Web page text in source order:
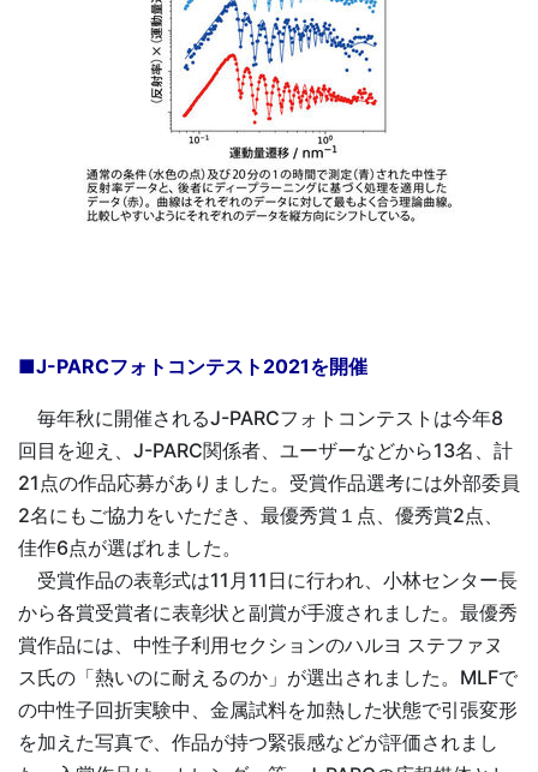
■J-PARCフォトコンテスト2021を開催
毎年秋に開催されるJ-PARCフォトコンテストは今年8
回目を迎え、J-PARC関係者、ユーザーなどから13名、計
21点の作品応募がありました。受賞作品選考には外部委員
2名にもご協力をいただき、最優秀賞１点、優秀賞2点、
佳作6点が選ばれました。
受賞作品の表彰式は11月11日に行われ、小林センター長
から各賞受賞者に表彰状と副賞が手渡されました。最優秀
賞作品には、中性子利用セクションのハルヨ ステファヌ
ス氏の「熱いのに耐えるのか」が選出されました。MLFで
の中性子回折実験中、金属試料を加熱した状態で引張変形
を加えた写真で、作品が持つ緊張感などが評価されまし